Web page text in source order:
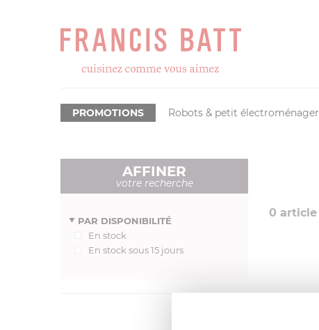
Robots & petit électroménager
PROMOTIONS
AFFINER
votre recherche
PAR DISPONIBILITÉ
En stock
En stock sous 15 jours
0 article